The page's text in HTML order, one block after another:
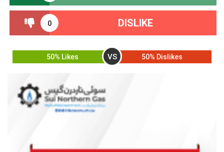
0 DISLIKE
50% Likes VS 50% Dislikes